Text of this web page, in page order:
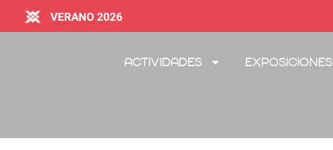
VERANO 2026
Actividades Exposiciones